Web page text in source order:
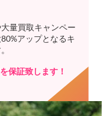
量買取キャンペー
アップとなるキ
保証致します！